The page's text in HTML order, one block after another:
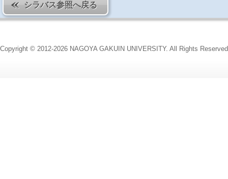
シラバス参照へ戻る
Copyright © 2012-2026 NAGOYA GAKUIN UNIVERSITY. All Rights